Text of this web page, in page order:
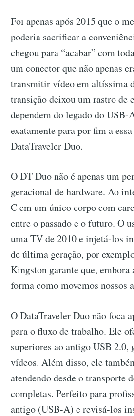
Foi apenas após 2015 que o
poderia sacrificar a
chegou para “acabar” com
um conector que não apenas
transmitir vídeo em altíssima
transição deixou um rastro de
dependem do legado do
exatamente para por fim a
DataTraveler Duo.
O DT Duo não é apenas um
geracional de hardware. Ao
C em um único corpo com
entre o passado e o futuro. O
uma TV de 2010 e injetá-los
de última geração, por
Kingston garante que, embora
forma como movemos nossos
O DataTraveler Duo não foca
para o fluxo de trabalho. Ele
superiores ao antigo USB 2.0,
vídeos. Além disso, ele
atendendo desde o transporte
completas. Perfeito para
antigo (USB-A) e revisá-los